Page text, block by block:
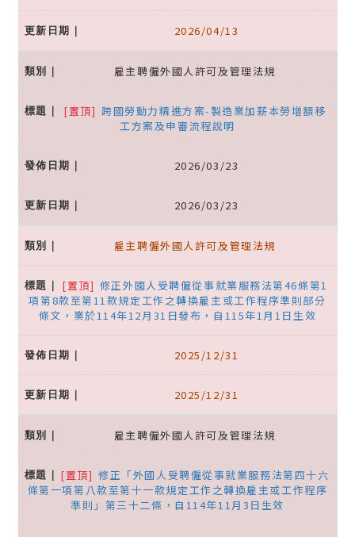
2026/04/13
雇主聘僱外國人許可及管理法規
[置頂] 跨國勞動力精進方案-製造業加薪本勞增額移
工方案及申審流程說明
2026/03/23
2026/03/23
雇主聘僱外國人許可及管理法規
[置頂] 修正外國人受聘僱從事就業服務法第46條第1
項第8款至第11款規定工作之轉換雇主或工作程序準則部分
條文，業於114年12月31日發布，自115年1月1日生效
2025/12/31
2025/12/31
雇主聘僱外國人許可及管理法規
[置頂] 修正「外國人受聘僱從事就業服務法第四十六
條第一項第八款至第十一款規定工作之轉換雇主或工作程序
準則」第三十二條，自114年11月3日生效